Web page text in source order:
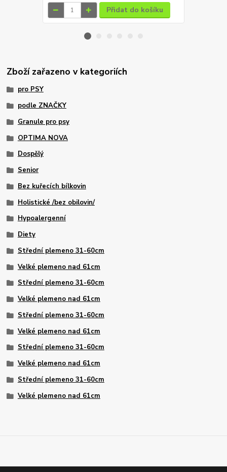
Přidat do košíku
Zboží zařazeno v kategoriích
pro PSY
podle ZNAČKY
Granule pro psy
OPTIMA NOVA
Dospělý
Senior
Bez kuřecích bílkovin
Holistické /bez obilovin/
Hypoalergenní
Diety
Střední plemeno 31-60cm
Velké plemeno nad 61cm
Střední plemeno 31-60cm
Velké plemeno nad 61cm
Střední plemeno 31-60cm
Velké plemeno nad 61cm
Střední plemeno 31-60cm
Velké plemeno nad 61cm
Střední plemeno 31-60cm
Velké plemeno nad 61cm